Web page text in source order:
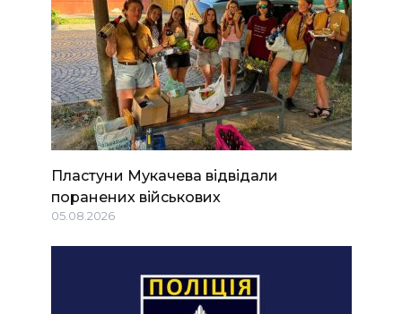
Пластуни Мукачева відвідали
поранених військових
05.08.2026